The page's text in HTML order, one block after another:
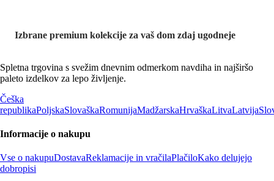
Izbrane premium kolekcije za vaš dom zdaj ugodneje
Spletna trgovina s svežim dnevnim odmerkom navdiha in najširšo
paleto izdelkov za lepo življenje.
Češka
republikaPoljskaSlovaškaRomunijaMadžarskaHrvaškaLitvaLatvija
Informacije o nakupu
Vse o nakupuDostavaReklamacije in vračilaPlačiloKako delujejo
dobropisi